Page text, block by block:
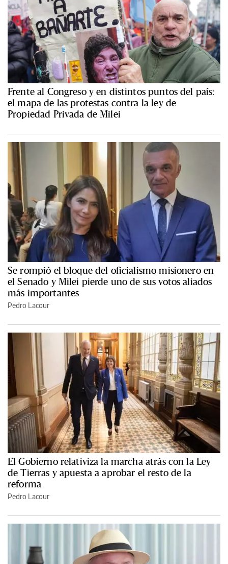
Frente al Congreso y en distintos puntos del país:
el mapa de las protestas contra la ley de
Propiedad Privada de Milei
Se rompió el bloque del oficialismo misionero en
el Senado y Milei pierde uno de sus votos aliados
más importantes
Pedro Lacour
El Gobierno relativiza la marcha atrás con la Ley
de Tierras y apuesta a aprobar el resto de la
reforma
Pedro Lacour